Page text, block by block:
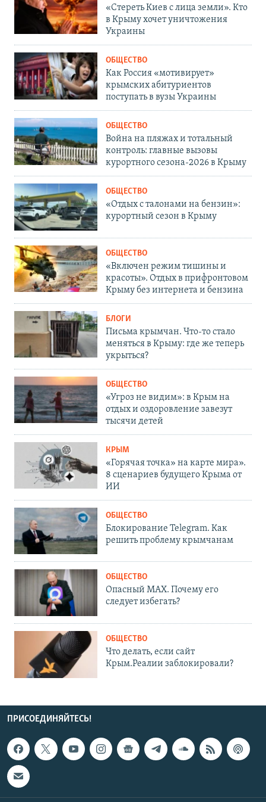
«Стереть Киев с лица земли». Кто
в Крыму хочет уничтожения
Украины
ОБЩЕСТВО
Как Россия «мотивирует»
крымских абитуриентов
поступать в вузы Украины
ОБЩЕСТВО
Война на пляжах и тотальный
контроль: главные вызовы
курортного сезона-2026 в Крыму
ОБЩЕСТВО
«Отдых с талонами на бензин»:
курортный сезон в Крыму
ОБЩЕСТВО
«Включен режим тишины и
красоты». Отдых в прифронтовом
Крыму без интернета и бензина
БЛОГИ
Письма крымчан. Что-то стало
меняться в Крыму: где же теперь
укрыться?
ОБЩЕСТВО
«Угроз не видим»: в Крым на
отдых и оздоровление завезут
тысячи детей
КРЫМ
«Горячая точка» на карте мира».
8 сценариев будущего Крыма от
ИИ
ОБЩЕСТВО
Блокирование Telegram. Как
решить проблему крымчанам
ОБЩЕСТВО
Опасный MAX. Почему его
следует избегать?
ОБЩЕСТВО
Что делать, если сайт
Крым.Реалии заблокировали?
ПРИСОЕДИНЯЙТЕСЬ!